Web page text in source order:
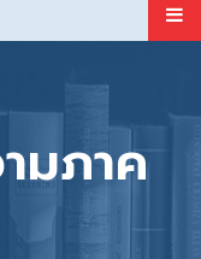
มภาค